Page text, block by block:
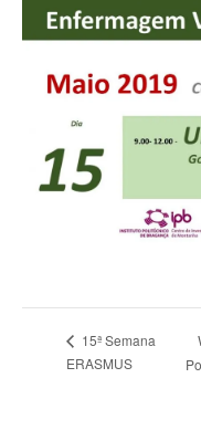
15ª Semana
ERASMUS